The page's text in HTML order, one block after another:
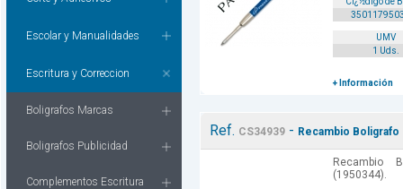
Escolar y Manualidades
Escritura y Correccion
Boligrafos Marcas
Boligrafos Publicidad
Complementos Escritura
UMV
1 Uds.
+ Información
Ref. CS34939 - Recambio
Recambio
(1950344).